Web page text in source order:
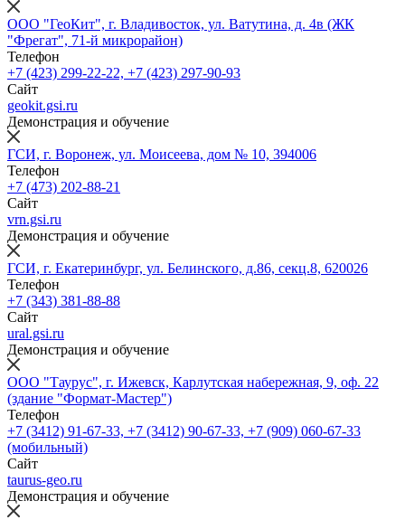
ООО "ГеоКит", г. Владивосток, ул. Ватутина, д. 4в (ЖК
"Фрегат", 71-й микрорайон)
Телефон
+7 (423) 299-22-22, +7 (423) 297-90-93
Сайт
geokit.gsi.ru
Демонстрация и обучение
ГСИ, г. Воронеж, ул. Моисеева, дом № 10, 394006
Телефон
+7 (473) 202-88-21
Сайт
vrn.gsi.ru
Демонстрация и обучение
ГСИ, г. Екатеринбург, ул. Белинского, д.86, секц.8, 620026
Телефон
+7 (343) 381-88-88
Сайт
ural.gsi.ru
Демонстрация и обучение
ООО "Таурус", г. Ижевск, Карлутская набережная, 9, оф. 22
(здание "Формат-Мастер")
Телефон
+7 (3412) 91-67-33, +7 (3412) 90-67-33, +7 (909) 060-67-33
(мобильный)
Сайт
taurus-geo.ru
Демонстрация и обучение